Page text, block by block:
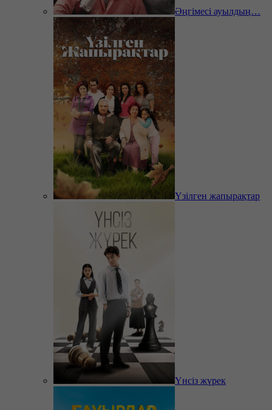
Әңгімесі ауылдың…
Үзілген жапырақтар
Үнсіз жүрек